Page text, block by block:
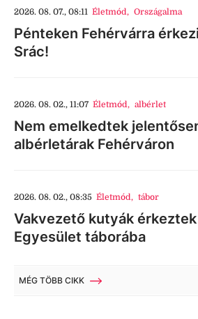
2026. 08. 07., 08:11 Életmód, Országalma
Pénteken Fehérvárra
Srác!
2026. 08. 02., 11:07 Életmód, albérlet
Nem emelkedtek
albérletárak Fehérváron
2026. 08. 02., 08:35 Életmód, tábor
Vakvezető kutyák érkeztek
Egyesület táborába
MÉG TÖBB CIKK